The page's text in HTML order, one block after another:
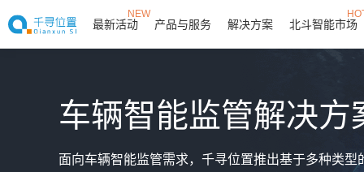
最新活动
NEW
产品与服务 解决方案 北斗智能市场
车辆智能监管解决方
面向车辆智能监管需求，千寻位置推出基于多种类